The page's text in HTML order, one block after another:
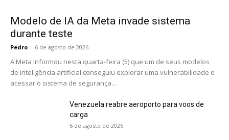
Modelo de IA da Meta invade sistema
durante teste
Pedro - 6 de agosto de 2026
A Meta informou nesta quarta-feira (5) que um de seus modelos
de inteligência artificial conseguiu explorar uma vulnerabilidade e
acessar o sistema de segurança...
Venezuela reabre aeroporto para voos de
carga
6 de agosto de 2026